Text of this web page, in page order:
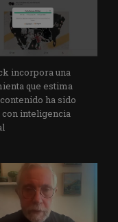
incorpora una
que estima
ha sido
inteligencia